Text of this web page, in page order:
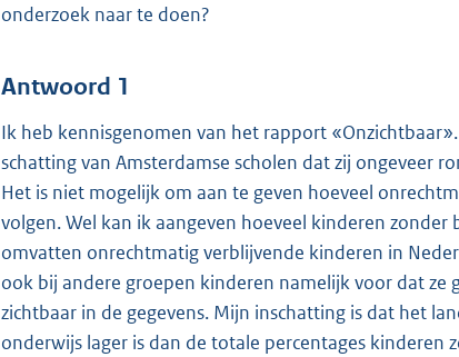
onderzoek naar te doen?
Antwoord 1
Ik heb kennisgenomen van het rapport
schatting van Amsterdamse scholen dat zij ongeveer
Het is niet mogelijk om aan te geven hoeveel
volgen. Wel kan ik aangeven hoeveel kinderen zonder
omvatten onrechtmatig verblijvende kinderen in
ook bij andere groepen kinderen namelijk voor dat ze
zichtbaar in de gegevens. Mijn inschatting is dat het
onderwijs lager is dan de totale percentages